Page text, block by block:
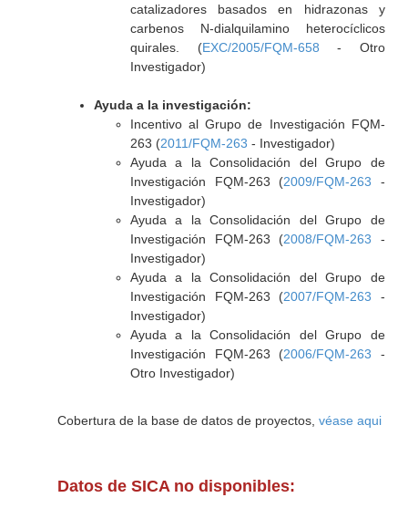
catalizadores basados en hidrazonas y
carbenos N-dialquilamino heterocíclicos
quirales. (EXC/2005/FQM-658 - Otro
Investigador)
Ayuda a la investigación:
Incentivo al Grupo de Investigación FQM-
263 (2011/FQM-263 - Investigador)
Ayuda a la Consolidación del Grupo de
Investigación FQM-263 (2009/FQM-263 -
Investigador)
Ayuda a la Consolidación del Grupo de
Investigación FQM-263 (2008/FQM-263 -
Investigador)
Ayuda a la Consolidación del Grupo de
Investigación FQM-263 (2007/FQM-263 -
Investigador)
Ayuda a la Consolidación del Grupo de
Investigación FQM-263 (2006/FQM-263 -
Otro Investigador)
Cobertura de la base de datos de proyectos, véase aqui
Datos de SICA no disponibles: